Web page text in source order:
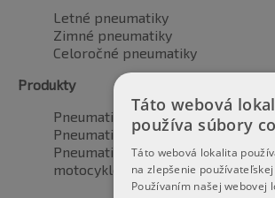
Letné pneumatiky
Zimné pneumatiky
Celoročné pneumatiky
Produkty
Pneumatiky pre automobily
Pneumatiky pre SUV / 4x4
Pneumatiky pre dodávku
motocyklové pneumatiky
Táto webová
používa súbory
Táto webová lokalita
na zlepšenie
Používaním našej webovej